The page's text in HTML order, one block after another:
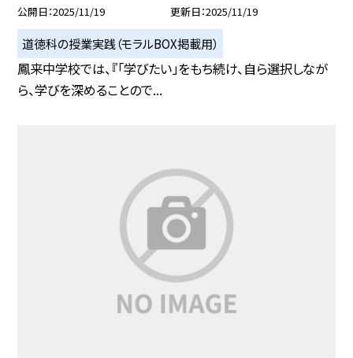
公開日 2025/11/19 更新日 2025/11/19
道徳科の授業実践（モラルBOX掲載用）
鳳来中学校では、『「学びたい」をもち続け、自ら選択しなが
ら、学びを深めることので...